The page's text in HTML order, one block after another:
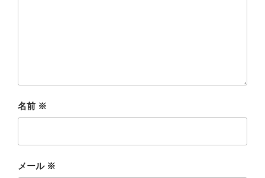
名前 ※
メール ※